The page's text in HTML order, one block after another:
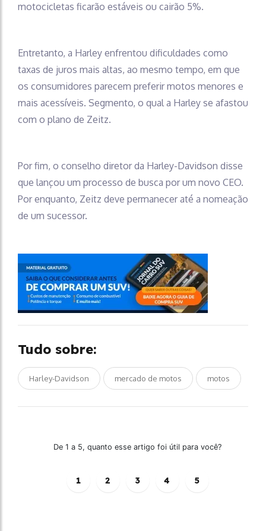
motocicletas ficarão estáveis ou cairão 5%.
Entretanto, a Harley enfrentou dificuldades como
taxas de juros mais altas, ao mesmo tempo, em que
os consumidores parecem preferir motos menores e
mais acessíveis. Segmento, o qual a Harley se afastou
com o plano de Zeitz.
Por fim, o conselho diretor da Harley-Davidson disse
que lançou um processo de busca por um novo CEO.
Por enquanto, Zeitz deve permanecer até a nomeação
de um sucessor.
Tudo sobre:
Harley-Davidson mercado de motos motos
De 1 a 5, quanto esse artigo foi útil para você?
1 2 3 4 5